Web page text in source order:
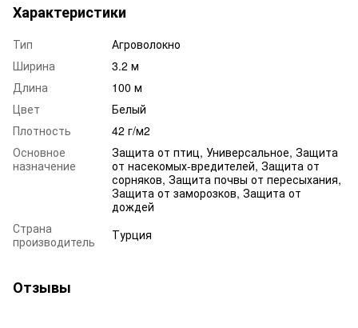
Характеристики
Тип
Агроволокно
Ширина
3.2 м
Длина
100 м
Цвет
Белый
Плотность
42 г/м2
Основное
назначение
Защита от птиц, Универсальное, Защита
от насекомых-вредителей, Защита от
сорняков, Защита почвы от пересыхания,
Защита от заморозков, Защита от
дождей
Страна
производитель
Турция
Отзывы